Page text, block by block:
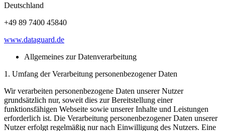
Deutschland
+49 89 7400 45840
www.dataguard.de
Allgemeines zur Datenverarbeitung
1. Umfang der Verarbeitung personenbezogener Daten
Wir verarbeiten personenbezogene Daten unserer Nutzer
grundsätzlich nur, soweit dies zur Bereitstellung einer
funktionsfähigen Webseite sowie unserer Inhalte und Leistungen
erforderlich ist. Die Verarbeitung personenbezogener Daten unserer
Nutzer erfolgt regelmäßig nur nach Einwilligung des Nutzers. Eine